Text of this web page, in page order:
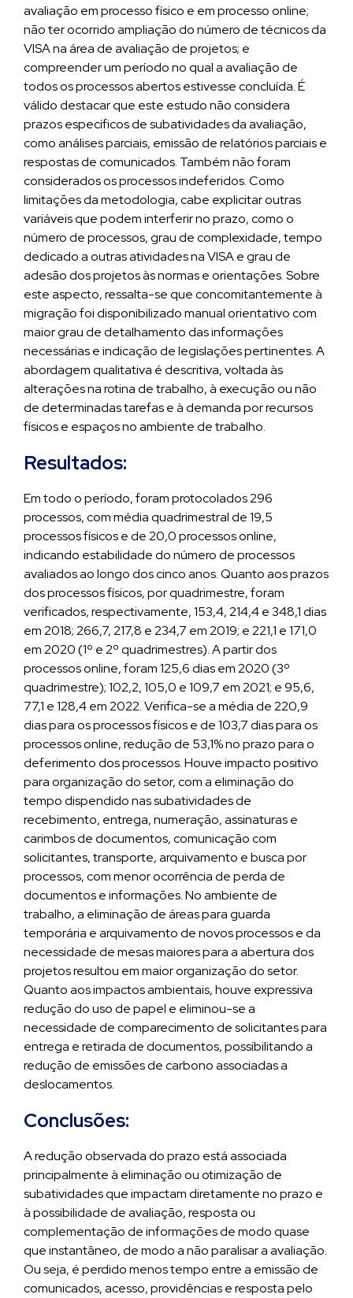
avaliação em processo físico e em processo online;
não ter ocorrido ampliação do número de técnicos da
VISA na área de avaliação de projetos; e
compreender um período no qual a avaliação de
todos os processos abertos estivesse concluída. É
válido destacar que este estudo não considera
prazos específicos de subatividades da avaliação,
como análises parciais, emissão de relatórios parciais e
respostas de comunicados. Também não foram
considerados os processos indeferidos. Como
limitações da metodologia, cabe explicitar outras
variáveis que podem interferir no prazo, como o
número de processos, grau de complexidade, tempo
dedicado a outras atividades na VISA e grau de
adesão dos projetos às normas e orientações. Sobre
este aspecto, ressalta-se que concomitantemente à
migração foi disponibilizado manual orientativo com
maior grau de detalhamento das informações
necessárias e indicação de legislações pertinentes. A
abordagem qualitativa é descritiva, voltada às
alterações na rotina de trabalho, à execução ou não
de determinadas tarefas e à demanda por recursos
físicos e espaços no ambiente de trabalho.
Resultados:
Em todo o período, foram protocolados 296
processos, com média quadrimestral de 19,5
processos físicos e de 20,0 processos online,
indicando estabilidade do número de processos
avaliados ao longo dos cinco anos. Quanto aos prazos
dos processos físicos, por quadrimestre, foram
verificados, respectivamente, 153,4, 214,4 e 348,1 dias
em 2018; 266,7, 217,8 e 234,7 em 2019; e 221,1 e 171,0
em 2020 (1º e 2º quadrimestres). A partir dos
processos online, foram 125,6 dias em 2020 (3º
quadrimestre); 102,2, 105,0 e 109,7 em 2021; e 95,6,
77,1 e 128,4 em 2022. Verifica-se a média de 220,9
dias para os processos físicos e de 103,7 dias para os
processos online, redução de 53,1% no prazo para o
deferimento dos processos. Houve impacto positivo
para organização do setor, com a eliminação do
tempo dispendido nas subatividades de
recebimento, entrega, numeração, assinaturas e
carimbos de documentos, comunicação com
solicitantes, transporte, arquivamento e busca por
processos, com menor ocorrência de perda de
documentos e informações. No ambiente de
trabalho, a eliminação de áreas para guarda
temporária e arquivamento de novos processos e da
necessidade de mesas maiores para a abertura dos
projetos resultou em maior organização do setor.
Quanto aos impactos ambientais, houve expressiva
redução do uso de papel e eliminou-se a
necessidade de comparecimento de solicitantes para
entrega e retirada de documentos, possibilitando a
redução de emissões de carbono associadas a
deslocamentos.
Conclusões:
A redução observada do prazo está associada
principalmente à eliminação ou otimização de
subatividades que impactam diretamente no prazo e
à possibilidade de avaliação, resposta ou
complementação de informações de modo quase
que instantâneo, de modo a não paralisar a avaliação.
Ou seja, é perdido menos tempo entre a emissão de
comunicados, acesso, providências e resposta pelo